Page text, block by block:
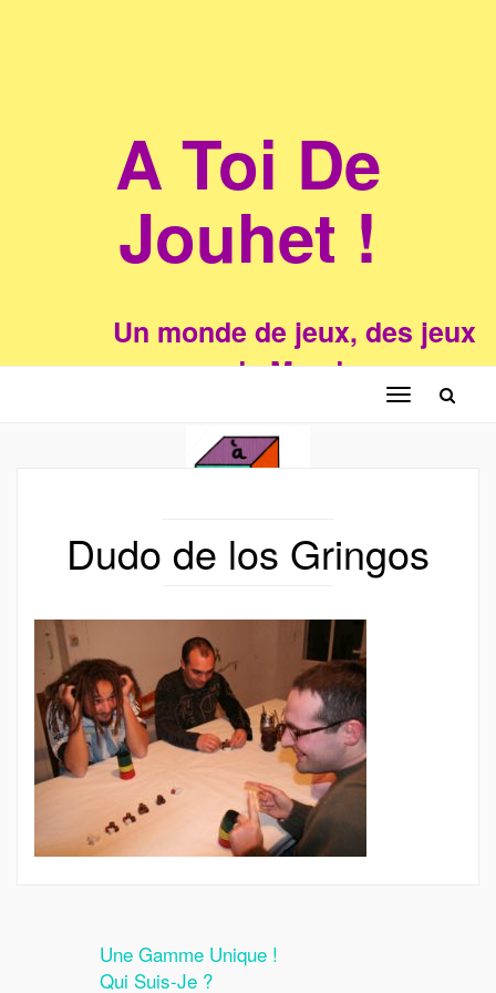
A Toi De
Jouhet !
Un monde de jeux, des jeux
du Monde
Toggle
Dudo de los Gringos
Une Gamme Unique !
Qui Suis-Je ?